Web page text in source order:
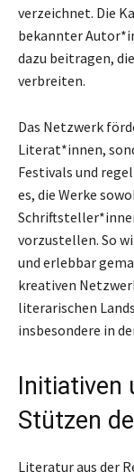
verzeichnet. Die
bekannter
dazu beitragen,
verbreiten.
Das Netzwerk
Literat*innen,
Festivals und
es, die Werke
vorzustellen. So
und erlebbar
kreativen
literarischen
insbesondere in
Initiativen
Stützen
Literatur aus der